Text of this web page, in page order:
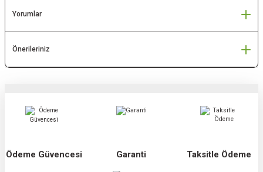
Yorumlar
Önerileriniz
Ödeme Güvencesi Garanti Taksitle Ödeme